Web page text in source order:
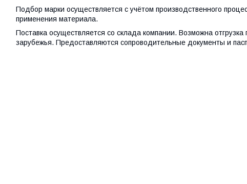
Подбор марки осуществляется с учётом производственного
применения материала.
Поставка осуществляется со склада компании. Возможна
зарубежья. Предоставляются сопроводительные документы и